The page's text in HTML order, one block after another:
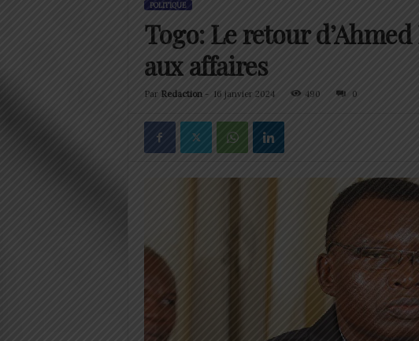
POLITIQUE
Togo: Le retour
aux affaires
Par Redaction- 16 janvier 2024 490 0